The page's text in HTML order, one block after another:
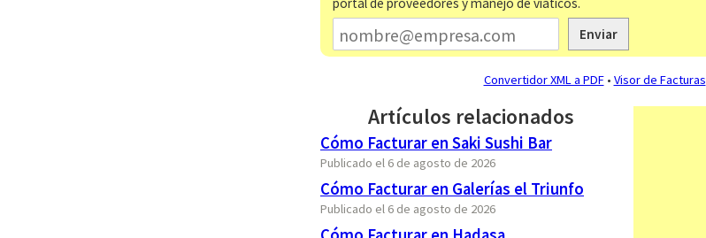
Enviar
Convertidor XML a PDF• Visor de Facturas
Artículos relacionados
Cómo Facturar en Saki Sushi Bar
Publicado el 6 de agosto de 2026
Cómo Facturar en Galerías el Triunfo
Publicado el 6 de agosto de 2026